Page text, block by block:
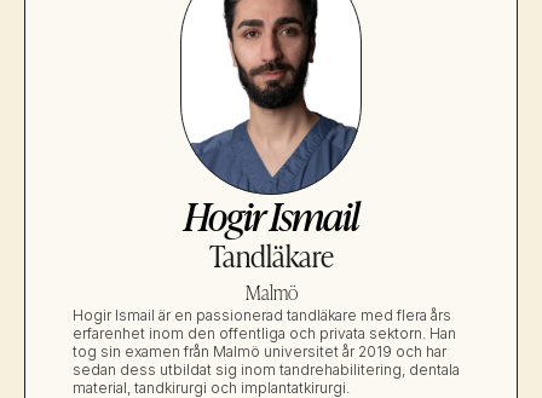
Hogir Ismail
Tandläkare
Malmö
Hogir Ismail är en passionerad tandläkare med flera års
erfarenhet inom den offentliga och privata sektorn. Han
tog sin examen från Malmö universitet år 2019 och har
sedan dess utbildat sig inom tandrehabilitering, dentala
material, tandkirurgi och implantatkirurgi.